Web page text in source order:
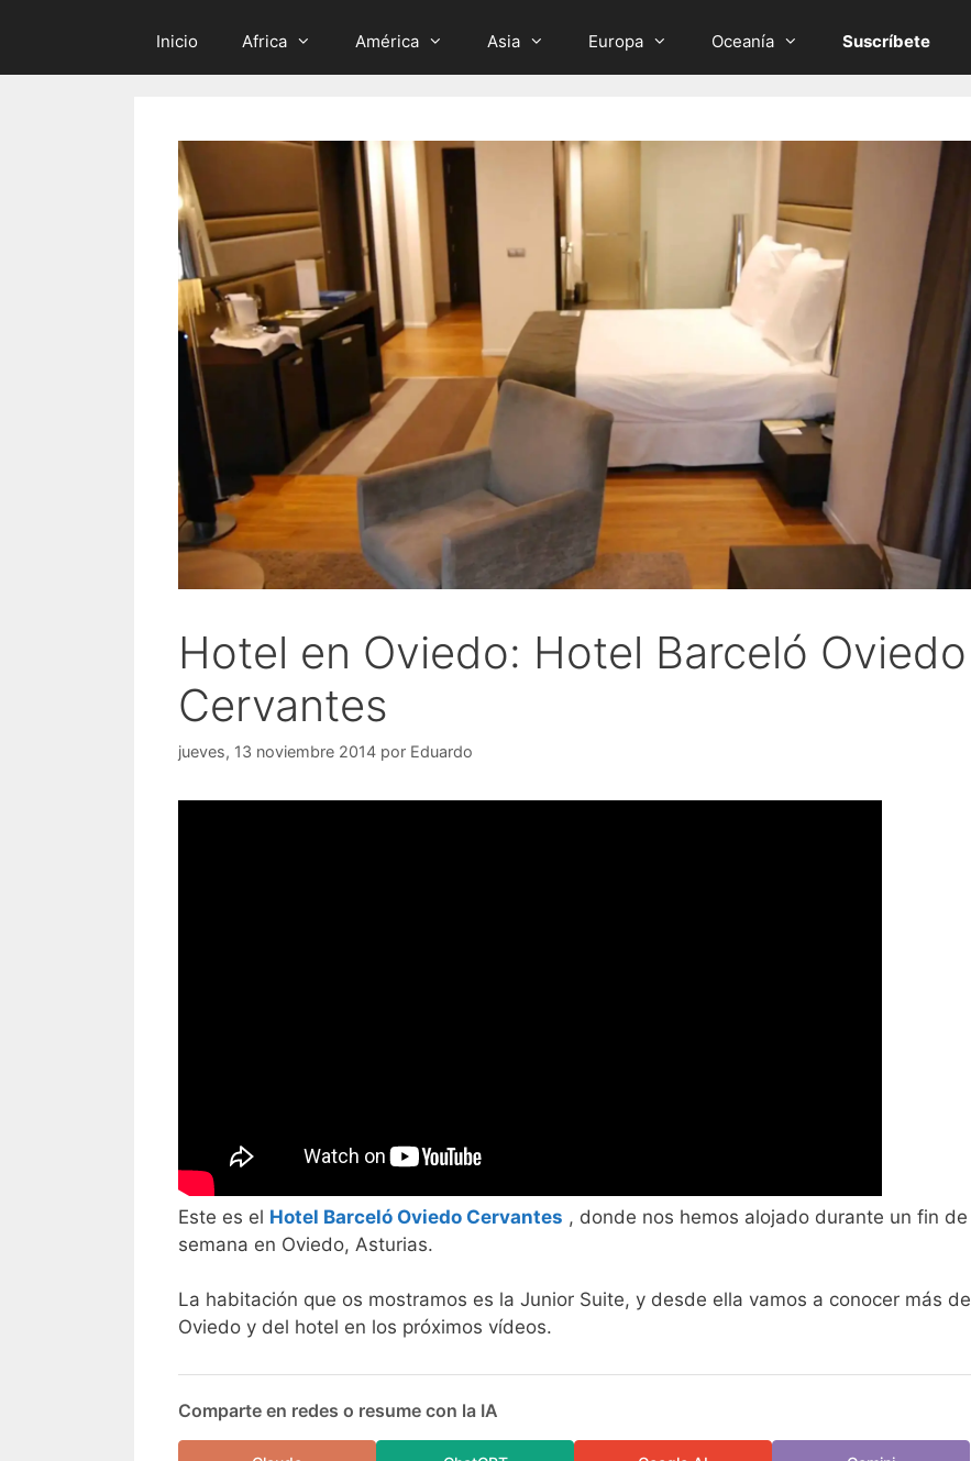
Inicio Africa América Asia Europa Oceanía Suscríbete
Hotel en Oviedo: Hotel Barceló Oviedo
Cervantes
jueves, 13 noviembre 2014 por Eduardo
Este es el Hotel Barceló Oviedo Cervantes , donde nos hemos alojado durante un fin de
semana en Oviedo, Asturias.
La habitación que os mostramos es la Junior Suite, y desde ella vamos a conocer más de
Oviedo y del hotel en los próximos vídeos.
Comparte en redes o resume con la IA